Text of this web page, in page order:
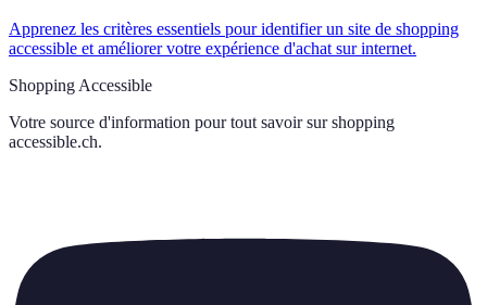
Apprenez les critères essentiels pour identifier un site de shopping
accessible et améliorer votre expérience d'achat sur internet.
Shopping Accessible
Votre source d'information pour tout savoir sur shopping
accessible.ch.